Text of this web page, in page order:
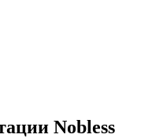
Nobless